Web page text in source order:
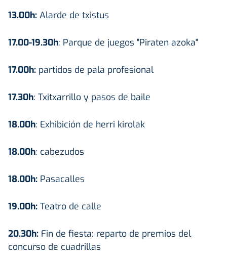
13.00h: Alarde de txistus
17.00-19.30h: Parque de juegos "Piraten azoka"
17.00h: partidos de pala profesional
17.30h: Txitxarrillo y pasos de baile
18.00h: Exhibición de herri kirolak
18.00h: cabezudos
18.00h: Pasacalles
19.00h: Teatro de calle
20.30h: Fin de fiesta: reparto de premios del
concurso de cuadrillas